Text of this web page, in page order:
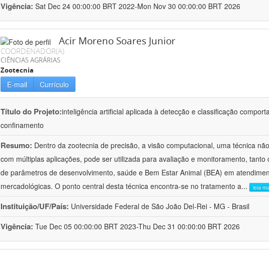
Vigência: Sat Dec 24 00:00:00 BRT 2022-Mon Nov 30 00:00:00 BRT 2026
Acir Moreno Soares Junior
COORDENADOR(A)
CIÊNCIAS AGRÁRIAS
Zootecnia
E-mail Currículo
Título do Projeto:inteligência artificial aplicada à detecção e classificação
confinamento
Resumo: Dentro da zootecnia de precisão, a visão computacional, uma técnica
com múltiplas aplicações, pode ser utilizada para avaliação e monitoramento,
de parâmetros de desenvolvimento, saúde e Bem Estar Animal (BEA) em
mercadológicas. O ponto central desta técnica encontra-se no tratamento a... leia
Instituição/UF/País: Universidade Federal de São João Del-Rei - MG - Brasil
Vigência: Tue Dec 05 00:00:00 BRT 2023-Thu Dec 31 00:00:00 BRT 2026